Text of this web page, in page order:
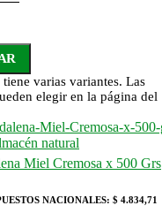
varias variantes. Las
elegir en la página del
Miel Cremosa x 500 Grs
NACIONALES: $ 4.834,71